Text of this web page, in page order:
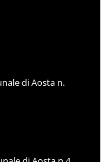
di Aosta n.